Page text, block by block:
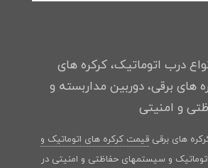
درب اتوماتیک، کرکره های
های برقی، دوربین مداربسته و
و امنیتی
های برقی قیمت کرکره های اتوماتیک و
و سیستمهای حفاظتی و امنیتی در